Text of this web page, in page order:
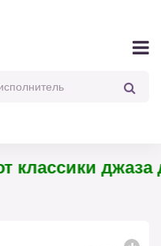
классики джаза